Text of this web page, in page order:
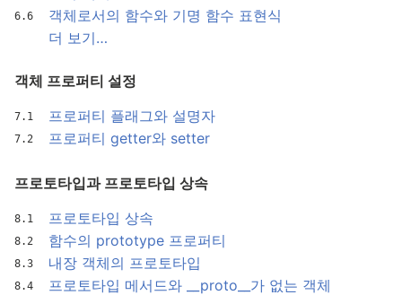
객체로서의 함수와 기명 함수 표현식
더 보기…
객체 프로퍼티 설정
프로퍼티 플래그와 설명자
프로퍼티 getter와 setter
프로토타입과 프로토타입 상속
프로토타입 상속
함수의 prototype 프로퍼티
내장 객체의 프로토타입
프로토타입 메서드와 __proto__가 없는 객체